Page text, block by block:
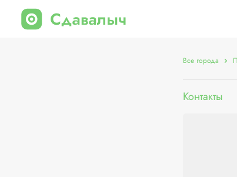
Все города
Контакты